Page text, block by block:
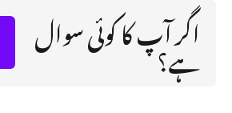
اگر آپ کا کوئی سوال
ہے؟